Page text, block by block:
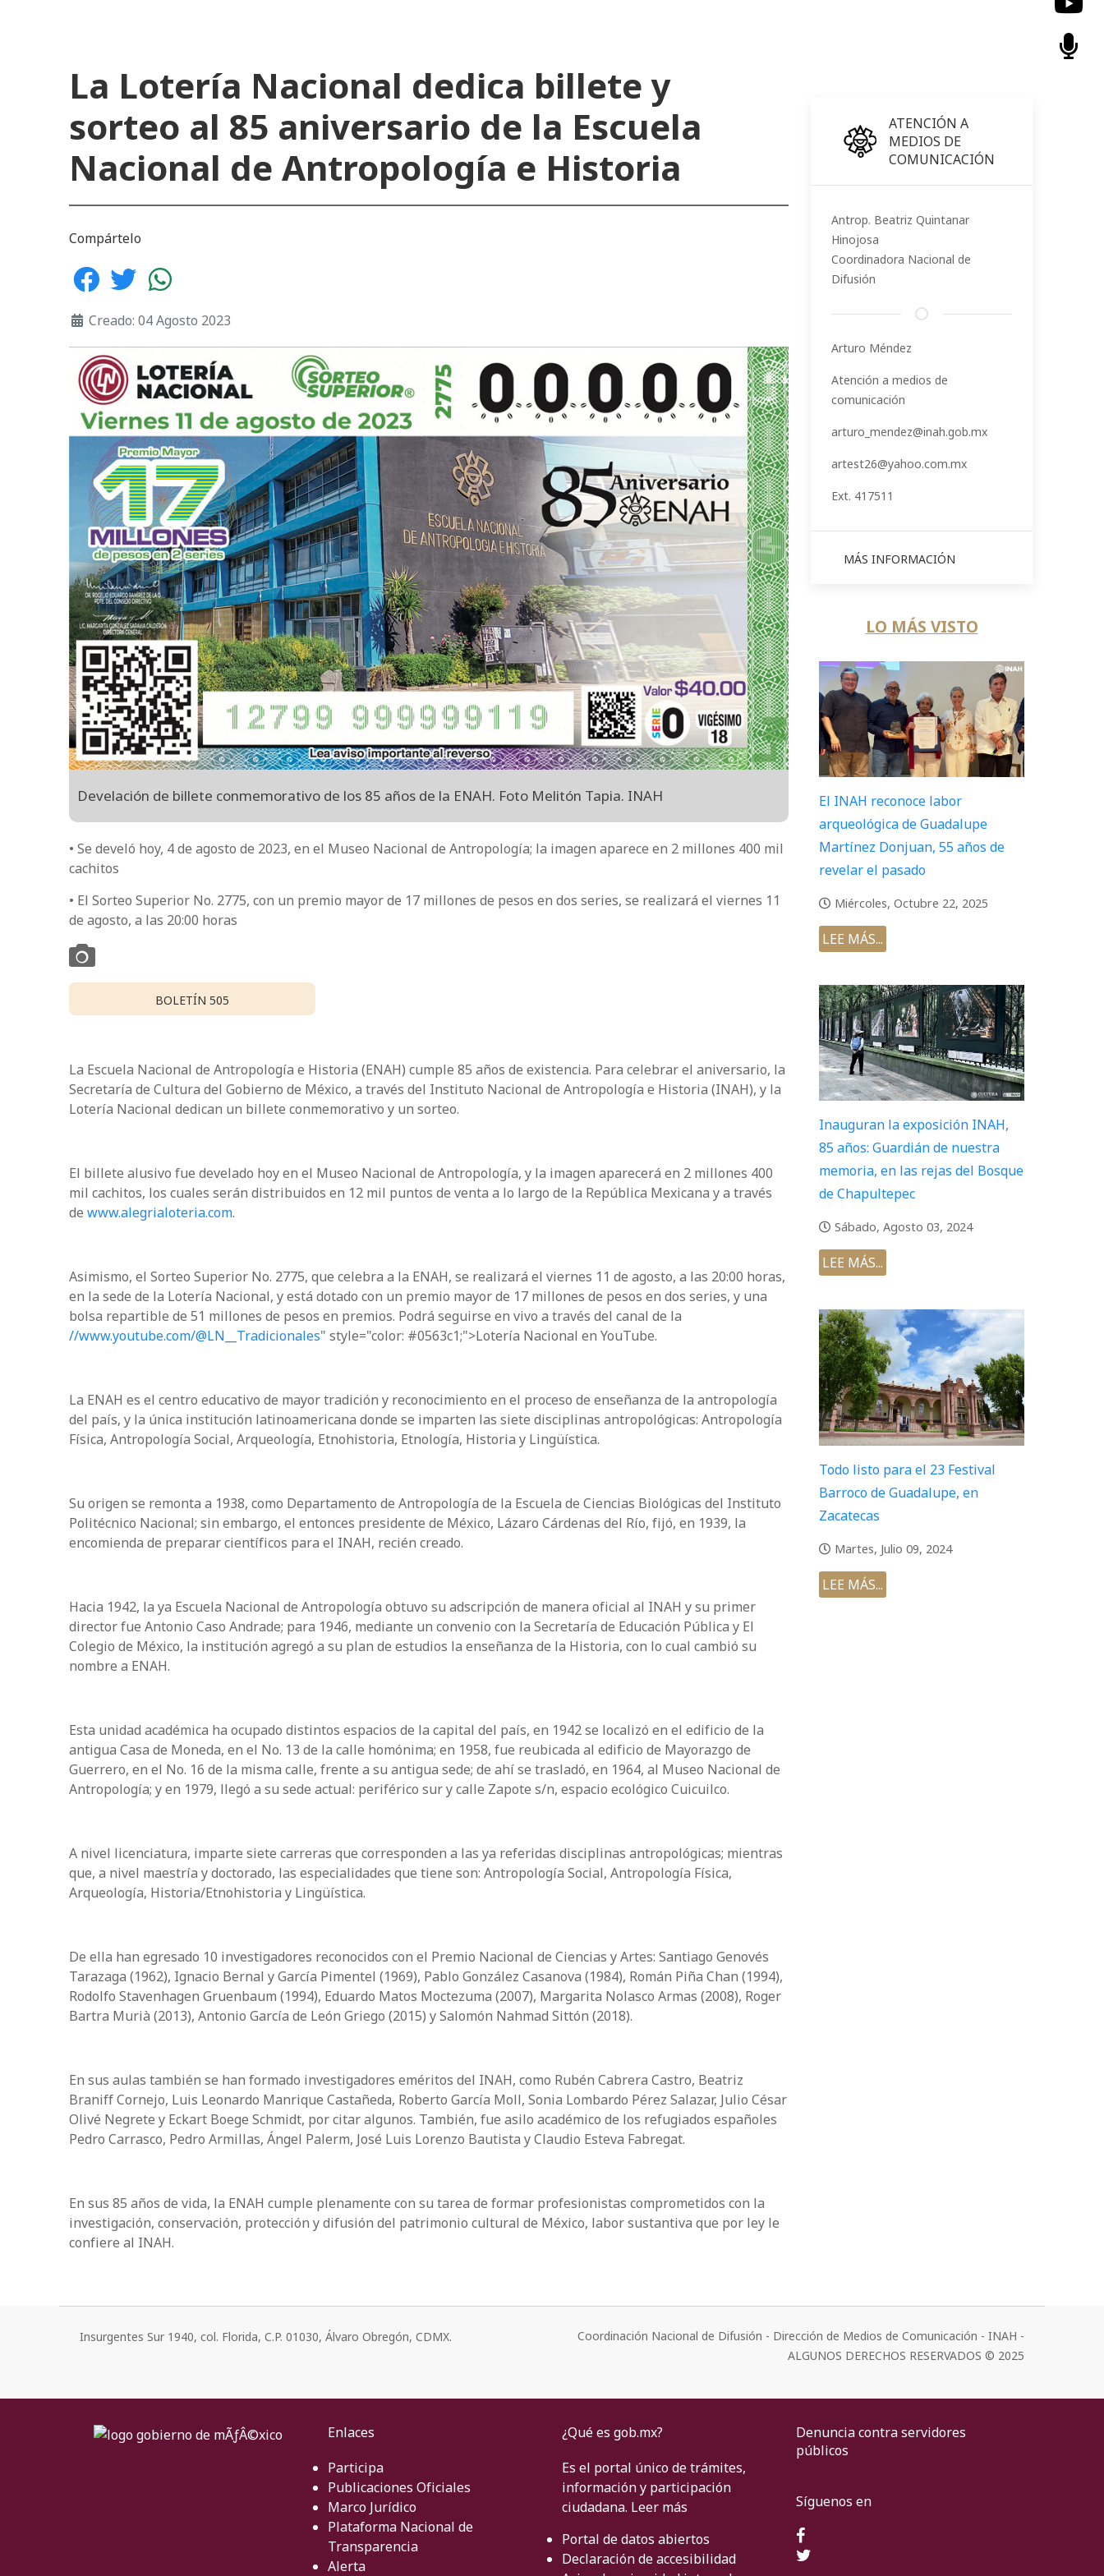
La Lotería Nacional dedica billete y
sorteo al 85 aniversario de la Escuela
Nacional de Antropología e Historia
Compártelo
Creado: 04 Agosto 2023
Develación de billete conmemorativo de los 85 años de la ENAH. Foto Melitón Tapia. INAH
• Se develó hoy, 4 de agosto de 2023, en el Museo Nacional de Antropología; la imagen aparece en 2 millones 400 mil
cachitos
• El Sorteo Superior No. 2775, con un premio mayor de 17 millones de pesos en dos series, se realizará el viernes 11
de agosto, a las 20:00 horas
BOLETÍN 505
La Escuela Nacional de Antropología e Historia (ENAH) cumple 85 años de existencia. Para celebrar el aniversario, la
Secretaría de Cultura del Gobierno de México, a través del Instituto Nacional de Antropología e Historia (INAH), y la
Lotería Nacional dedican un billete conmemorativo y un sorteo.
El billete alusivo fue develado hoy en el Museo Nacional de Antropología, y la imagen aparecerá en 2 millones 400
mil cachitos, los cuales serán distribuidos en 12 mil puntos de venta a lo largo de la República Mexicana y a través
de www.alegrialoteria.com.
Asimismo, el Sorteo Superior No. 2775, que celebra a la ENAH, se realizará el viernes 11 de agosto, a las 20:00 horas,
en la sede de la Lotería Nacional, y está dotado con un premio mayor de 17 millones de pesos en dos series, y una
bolsa repartible de 51 millones de pesos en premios. Podrá seguirse en vivo a través del canal de la
//www.youtube.com/@LN__Tradicionales" style="color: #0563c1;">Lotería Nacional en YouTube.
La ENAH es el centro educativo de mayor tradición y reconocimiento en el proceso de enseñanza de la antropología
del país, y la única institución latinoamericana donde se imparten las siete disciplinas antropológicas: Antropología
Física, Antropología Social, Arqueología, Etnohistoria, Etnología, Historia y Lingüística.
Su origen se remonta a 1938, como Departamento de Antropología de la Escuela de Ciencias Biológicas del Instituto
Politécnico Nacional; sin embargo, el entonces presidente de México, Lázaro Cárdenas del Río, fijó, en 1939, la
encomienda de preparar científicos para el INAH, recién creado.
Hacia 1942, la ya Escuela Nacional de Antropología obtuvo su adscripción de manera oficial al INAH y su primer
director fue Antonio Caso Andrade; para 1946, mediante un convenio con la Secretaría de Educación Pública y El
Colegio de México, la institución agregó a su plan de estudios la enseñanza de la Historia, con lo cual cambió su
nombre a ENAH.
Esta unidad académica ha ocupado distintos espacios de la capital del país, en 1942 se localizó en el edificio de la
antigua Casa de Moneda, en el No. 13 de la calle homónima; en 1958, fue reubicada al edificio de Mayorazgo de
Guerrero, en el No. 16 de la misma calle, frente a su antigua sede; de ahí se trasladó, en 1964, al Museo Nacional de
Antropología; y en 1979, llegó a su sede actual: periférico sur y calle Zapote s/n, espacio ecológico Cuicuilco.
A nivel licenciatura, imparte siete carreras que corresponden a las ya referidas disciplinas antropológicas; mientras
que, a nivel maestría y doctorado, las especialidades que tiene son: Antropología Social, Antropología Física,
Arqueología, Historia/Etnohistoria y Lingüística.
De ella han egresado 10 investigadores reconocidos con el Premio Nacional de Ciencias y Artes: Santiago Genovés
Tarazaga (1962), Ignacio Bernal y García Pimentel (1969), Pablo González Casanova (1984), Román Piña Chan (1994),
Rodolfo Stavenhagen Gruenbaum (1994), Eduardo Matos Moctezuma (2007), Margarita Nolasco Armas (2008), Roger
Bartra Murià (2013), Antonio García de León Griego (2015) y Salomón Nahmad Sittón (2018).
En sus aulas también se han formado investigadores eméritos del INAH, como Rubén Cabrera Castro, Beatriz
Braniff Cornejo, Luis Leonardo Manrique Castañeda, Roberto García Moll, Sonia Lombardo Pérez Salazar, Julio César
Olivé Negrete y Eckart Boege Schmidt, por citar algunos. También, fue asilo académico de los refugiados españoles
Pedro Carrasco, Pedro Armillas, Ángel Palerm, José Luis Lorenzo Bautista y Claudio Esteva Fabregat.
En sus 85 años de vida, la ENAH cumple plenamente con su tarea de formar profesionistas comprometidos con la
investigación, conservación, protección y difusión del patrimonio cultural de México, labor sustantiva que por ley le
confiere al INAH.
ATENCIÓN A
MEDIOS DE
COMUNICACIÓN
Antrop. Beatriz Quintanar
Hinojosa
Coordinadora Nacional de
Difusión
Arturo Méndez
Atención a medios de
comunicación
arturo_mendez@inah.gob.mx
artest26@yahoo.com.mx
Ext. 417511
MÁS INFORMACIÓN
LO MÁS VISTO
El INAH reconoce labor
arqueológica de Guadalupe
Martínez Donjuan, 55 años de
revelar el pasado
Miércoles, Octubre 22, 2025
LEE MÁS...
Inauguran la exposición INAH,
85 años: Guardián de nuestra
memoria, en las rejas del Bosque
de Chapultepec
Sábado, Agosto 03, 2024
LEE MÁS...
Todo listo para el 23 Festival
Barroco de Guadalupe, en
Zacatecas
Martes, Julio 09, 2024
LEE MÁS...
Insurgentes Sur 1940, col. Florida, C.P. 01030, Álvaro Obregón, CDMX.
Coordinación Nacional de Difusión - Dirección de Medios de Comunicación - INAH -
ALGUNOS DERECHOS RESERVADOS © 2025
Enlaces
Participa
Publicaciones Oficiales
Marco Jurídico
Plataforma Nacional de
Transparencia
Alerta
¿Qué es gob.mx?
Es el portal único de trámites,
información y participación
ciudadana. Leer más
Portal de datos abiertos
Declaración de accesibilidad
Denuncia contra servidores
públicos
Síguenos en